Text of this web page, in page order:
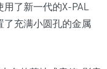
了新一代的X-PAL
充满小圆孔的金属